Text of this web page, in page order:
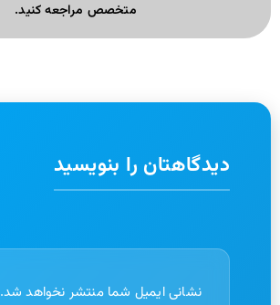
متخصص مراجعه کنید.
دیدگاهتان را بنویسید
نشانی ایمیل شما منتشر نخواهد شد.